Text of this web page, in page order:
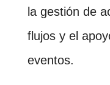
la gestión de
flujos y el
eventos.